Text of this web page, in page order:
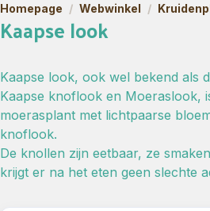
Homepage / Webwinkel /
Kaapse look
Kaapse look, ook wel bekend als
Kaapse knoflook en Moeraslook,
moerasplant met lichtpaarse
knoflook.
De knollen zijn eetbaar, ze
krijgt er na het eten geen slechte